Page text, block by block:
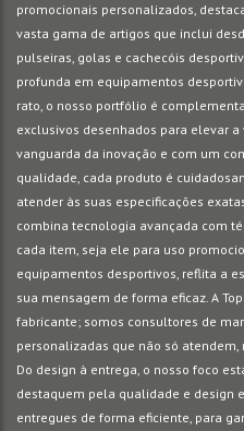
promocionais personalizados,
vasta gama de artigos que inclui
pulseiras, golas e cachecóis
profunda em equipamentos
rato, o nosso portfólio é
exclusivos desenhados para elevar
vanguarda da inovação e com um
qualidade, cada produto é
atender às suas especificações
combina tecnologia avançada com
cada item, seja ele para uso
equipamentos desportivos, reflita a
sua mensagem de forma eficaz. A
fabricante; somos consultores de
personalizadas que não só
Do design à entrega, o nosso foco
destaquem pela qualidade e design
entregues de forma eficiente, para